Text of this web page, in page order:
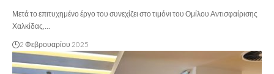
Μετά το επιτυχημένο έργο του συνεχίζει στο τιμόνι του Ομίλου Αντισφαίρισης
Χαλκίδας,…
2 Φεβρουαρίου 2025